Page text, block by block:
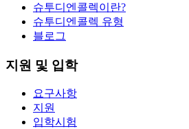
슈투디엔콜렉이란?
슈투디엔콜렉 유형
블로그
지원 및 입학
요구사항
지원
입학시험